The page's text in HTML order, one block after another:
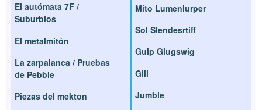
El autómata 7F /
Suburbios
El metalmitón
La zarpalanca / Pruebas
de Pebble
Piezas del mekton
Mito Lumenlurper
Sol Slendesrtiff
Gulp Glugswig
Gill
Jumble